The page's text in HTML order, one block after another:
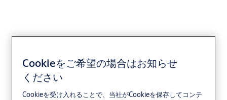
Office and enterprise
Cookieをご希望の場合はお知らせ
ください
Cookieを受け入れることで、当社がCookieを保存してコンテ